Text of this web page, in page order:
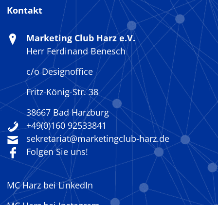
R
Z
:
Z
u
u
n
f
t
s
p
e
Kontakt
Marketing Club Harz e.V.
Herr Ferdinand Benesch
c/o Designoffice
Fritz-König-Str. 38
38667 Bad Harzburg
+49(0)160 92533841
sekretariat@marketingclub-harz.de
Folgen Sie uns!
MC Harz bei LinkedIn